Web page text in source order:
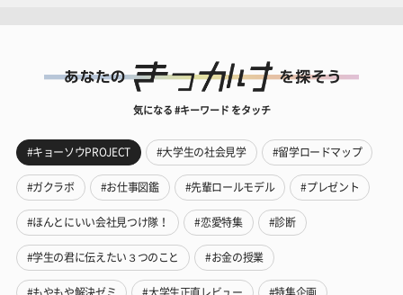
気になる #キーワード をタッチ
#キョーソウPROJECT #大学生の社会見学 #留学ロードマップ
#ガクラボ #お仕事図鑑 #先輩ロールモデル #プレゼント
#ほんとにいい会社見つけ隊！ #恋愛特集 #診断
#学生の君に伝えたい３つのこと #お金の授業
#もやもや解決ゼミ #大学生正直レビュー #特集企画